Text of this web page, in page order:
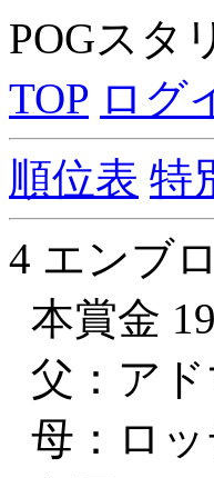
POGスタ
TOP ログ
順位表 特
4 エンブ
本賞金
父：ア
母：ロ